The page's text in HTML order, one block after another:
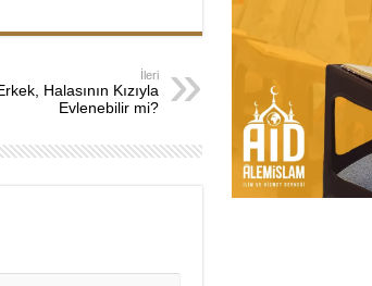
İleri
Halasının Kızıyla
Evlenebilir mi?